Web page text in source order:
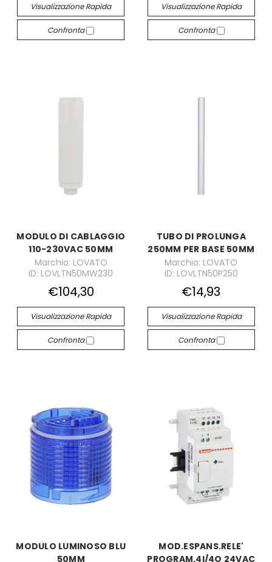
Visualizzazione Rapida
Confronta
Visualizzazione Rapida
Confronta
MODULO DI CABLAGGIO
110-230VAC 50MM
Marchio: LOVATO
ID: LOVLTN50MW230
€104,30
Visualizzazione Rapida
Confronta
TUBO DI PROLUNGA
250MM PER BASE 50MM
Marchio: LOVATO
ID: LOVLTN50P250
€14,93
Visualizzazione Rapida
Confronta
MODULO LUMINOSO BLU
50MM
MOD.ESPANS.RELE'
PROGRAM.4I/4O 24VAC